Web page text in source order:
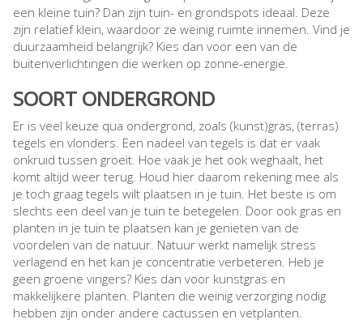
een kleine tuin? Dan zijn tuin- en grondspots ideaal. Deze
zijn relatief klein, waardoor ze weinig ruimte innemen. Vind je
duurzaamheid belangrijk? Kies dan voor een van de
buitenverlichtingen die werken op zonne-energie.
SOORT ONDERGROND
Er is veel keuze qua ondergrond, zoals (kunst)gras, (terras)
tegels en vlonders. Een nadeel van tegels is dat er vaak
onkruid tussen groeit. Hoe vaak je het ook weghaalt, het
komt altijd weer terug. Houd hier daarom rekening mee als
je toch graag tegels wilt plaatsen in je tuin. Het beste is om
slechts een deel van je tuin te betegelen. Door ook gras en
planten in je tuin te plaatsen kan je genieten van de
voordelen van de natuur. Natuur werkt namelijk stress
verlagend en het kan je concentratie verbeteren. Heb je
geen groene vingers? Kies dan voor kunstgras en
makkelijkere planten. Planten die weinig verzorging nodig
hebben zijn onder andere cactussen en vetplanten.